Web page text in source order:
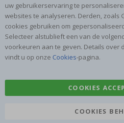
uw gebruikerservaring te
websites te analyseren. Derden, zoals
cookies gebruiken om
Selecteer alstublieft een van de
voorkeuren aan te geven. Details over
vindt u op onze Cookies-pagina.
COOKIES
COOKIES